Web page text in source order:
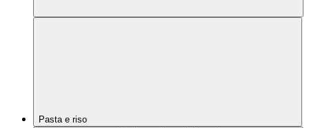
Pasta e riso